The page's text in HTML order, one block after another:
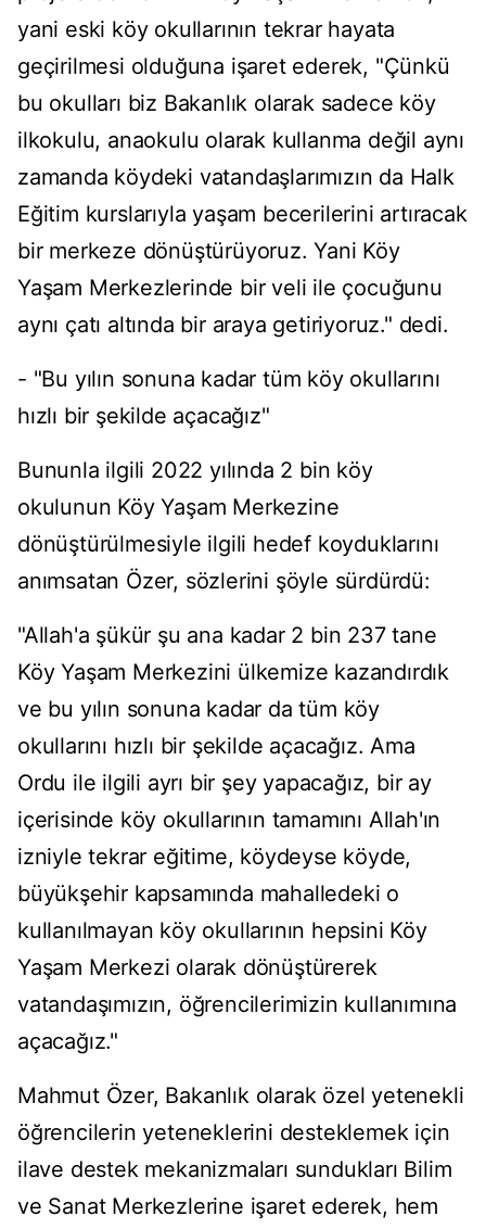
yani eski köy okullarının tekrar hayata
geçirilmesi olduğuna işaret ederek, "Çünkü
bu okulları biz Bakanlık olarak sadece köy
ilkokulu, anaokulu olarak kullanma değil aynı
zamanda köydeki vatandaşlarımızın da Halk
Eğitim kurslarıyla yaşam becerilerini artıracak
bir merkeze dönüştürüyoruz. Yani Köy
Yaşam Merkezlerinde bir veli ile çocuğunu
aynı çatı altında bir araya getiriyoruz." dedi.
- "Bu yılın sonuna kadar tüm köy okullarını
hızlı bir şekilde açacağız"
Bununla ilgili 2022 yılında 2 bin köy
okulunun Köy Yaşam Merkezine
dönüştürülmesiyle ilgili hedef koyduklarını
anımsatan Özer, sözlerini şöyle sürdürdü:
"Allah'a şükür şu ana kadar 2 bin 237 tane
Köy Yaşam Merkezini ülkemize kazandırdık
ve bu yılın sonuna kadar da tüm köy
okullarını hızlı bir şekilde açacağız. Ama
Ordu ile ilgili ayrı bir şey yapacağız, bir ay
içerisinde köy okullarının tamamını Allah'ın
izniyle tekrar eğitime, köydeyse köyde,
büyükşehir kapsamında mahalledeki o
kullanılmayan köy okullarının hepsini Köy
Yaşam Merkezi olarak dönüştürerek
vatandaşımızın, öğrencilerimizin kullanımına
açacağız."
Mahmut Özer, Bakanlık olarak özel yetenekli
öğrencilerin yeteneklerini desteklemek için
ilave destek mekanizmaları sundukları Bilim
ve Sanat Merkezlerine işaret ederek, hem